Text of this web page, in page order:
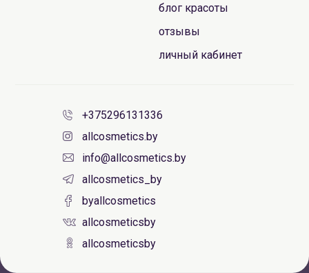
блог красоты
отзывы
личный кабинет
+375296131336
allcosmetics.by
info@allcosmetics.by
allcosmetics_by
byallcosmetics
allcosmeticsby
allcosmeticsby